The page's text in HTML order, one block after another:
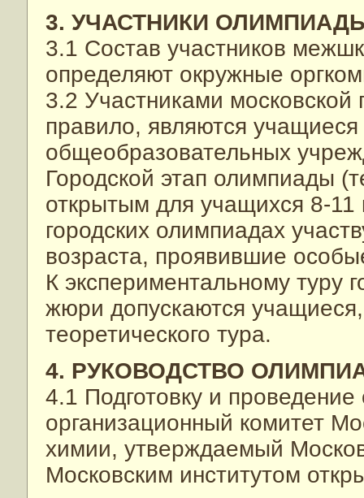
3. УЧАСТНИКИ
3.1 Состав участников
определяют окружные
3.2 Участниками
правило, являются учащиеся
общеобразовательных
Городской этап олимпиады
открытым для учащихся 8-11
городских олимпиадах
возраста, проявившие
К экспериментальному туру
жюри допускаются
теоретического тура.
4. РУКОВОДСТВО
4.1 Подготовку и
организационный комитет
химии, утверждаемый
Московским институтом